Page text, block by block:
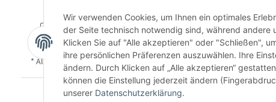
* Alle Preise inkl. gesetzlicher USt., zzgl.Versand
Wir verwenden Cookies, um Ihnen ein optimales
der Seite technisch notwendig sind, während andere
Klicken Sie auf "Alle akzeptieren" oder "Schließen",
ihre persönlichen Präferenzen auszuwählen. Ihre
ändern. Durch Klicken auf „Alle akzeptieren“
können die Einstellung jederzeit ändern
unserer Datenschutzerklärung.